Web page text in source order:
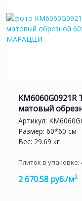
матовый
Артикул:
Размер: 60*60 см
Вес: 29.69 кг
Плиток в упаковке:
2 670.58 руб./м2